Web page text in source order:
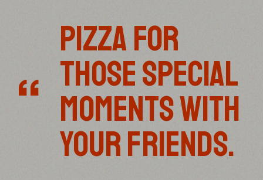
PIZZA FOR
THOSE SPECIAL
MOMENTS WITH
YOUR FRIENDS.